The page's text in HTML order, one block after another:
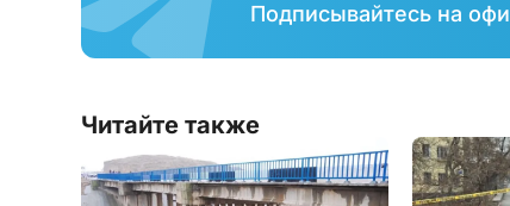
Подписывайтесь на
Читайте также